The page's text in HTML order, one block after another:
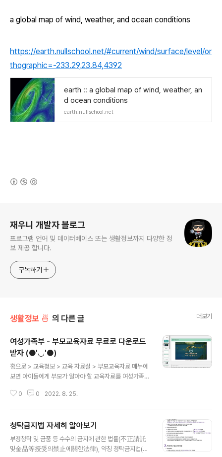
a global map of wind, weather, and ocean conditions
https://earth.nullschool.net/#current/wind/surface/level/or
thographic=-233.29,23.84,4392
earth :: a global map of wind, weather, an
d ocean conditions
earth.nullschool.net
재우니 개발자 블로그
프로그램 언어 및 데이터베이스 또는 생활정보까지 다양한 정
보 제공 합니다.
구독하기
생활정보 🍜 의 다른 글 더보기
여성가족부 - 부모교육자료 무료로 다운로드
받자 (●'◡'●)
홈으로 > 교육정보 > 교육 자료실 > 부모교육자료 메뉴에
보면 아이들에게 부모가 알아야 할 교육자료를 여성가족부
제공하고 있으며, 용량이 커서 다운로드 받는데 시간이 다
이 아쉬운 부분이었습니다. 그래도 유익하면서 무료로 교
육자료를 제공한 다는 점에서 매력적입니다. 7권_초등학
생부모_주제5_가족문화형성.pptx 내용 중, 2007 대한민
0 0 2022. 8. 25.
청탁금지법 자세히 알아보기
부정청탁 및 금품 등 수수의 금지에 관한 법률(不正請託
및金品等授受의禁止에關한法律), 약칭 청탁금지법(請